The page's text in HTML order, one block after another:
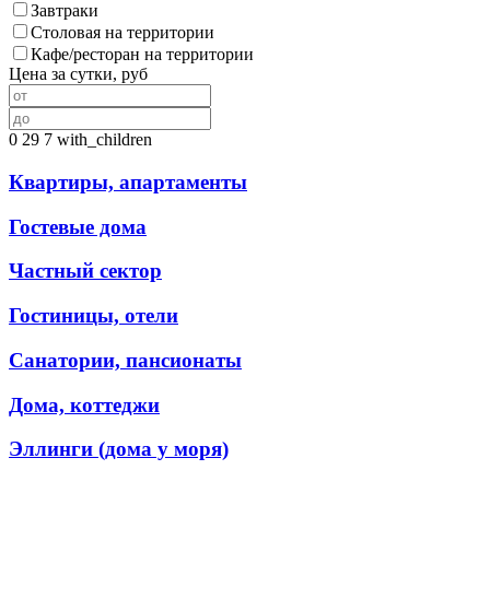
Завтраки
Столовая на территории
Кафе/ресторан на территории
Цена за сутки, руб
0 29 7 with_children
Квартиры, апартаменты
Гостевые дома
Частный сектор
Гостиницы, отели
Санатории, пансионаты
Дома, коттеджи
Эллинги (дома у моря)